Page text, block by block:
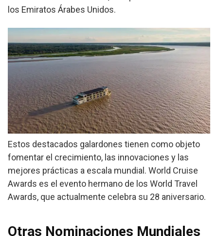
los Emiratos Árabes Unidos.
Estos destacados galardones tienen como objeto
fomentar el crecimiento, las innovaciones y las
mejores prácticas a escala mundial. World Cruise
Awards es el evento hermano de los World Travel
Awards, que actualmente celebra su 28 aniversario.
Otras Nominaciones Mundiales